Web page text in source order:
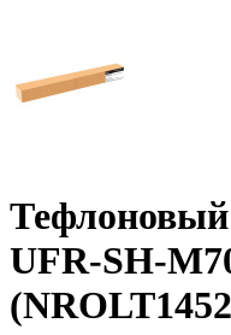
Тефлоновый
UFR-SH-